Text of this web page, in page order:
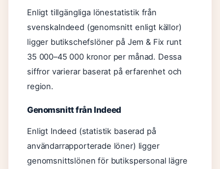
Enligt tillgängliga lönestatistik från
svenskaIndeed (genomsnitt enligt källor)
ligger butikschefslöner på Jem & Fix runt
35 000–45 000 kronor per månad. Dessa
siffror varierar baserat på erfarenhet och
region.
Genomsnitt från Indeed
Enligt Indeed (statistik baserad på
användarrapporterade löner) ligger
genomsnittslönen för butikspersonal lägre